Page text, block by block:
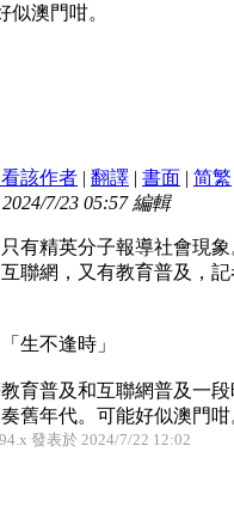
似澳門咁。
該作者 | 翻譯 | 書面 | 简繁
7/23 05:57 編輯
有精英分子報導社會現象
聯網，又有教育普及，
生不逢時」
育普及和互聯網普及一
舊年代。可能好似澳門咁
發表於 2024/7/22 12:02